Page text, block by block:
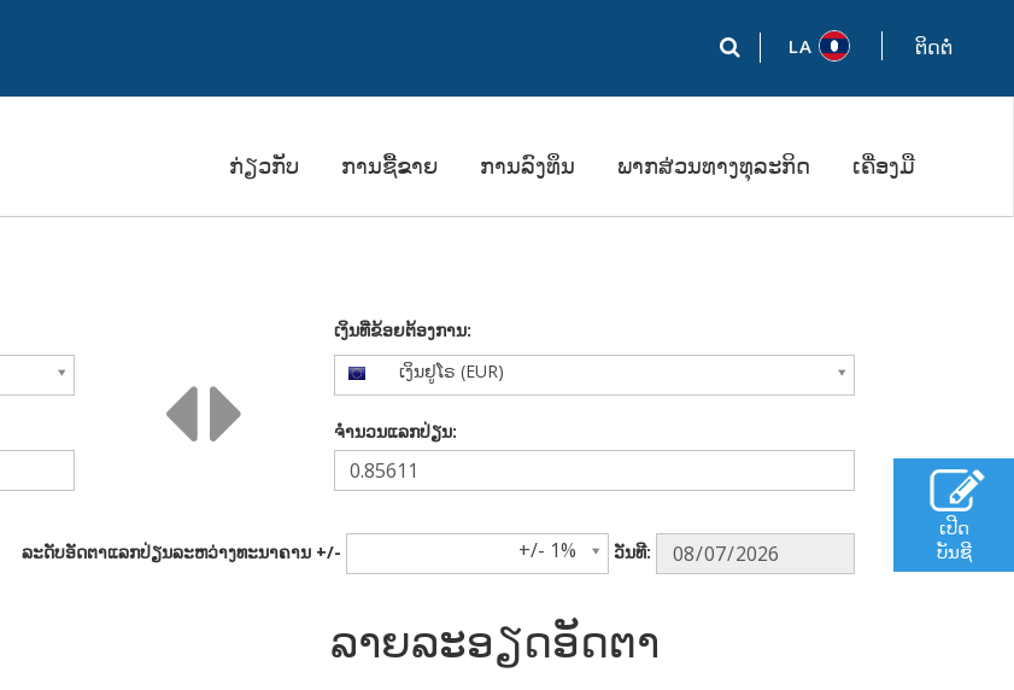
LA ຕິດຕໍ່
ກ່ຽວກັບ ການຊື້ຂາຍ ການລົງທຶນ ພາກສ່ວນທາງທຸລະກິດ ເຄື່ອງມື
ເງິນທີ່ຂ້ອຍຕ້ອງການ:
ເງິນຢູໂຣ (EUR)
ຈຳນວນແລກປ່ຽນ:
ລະດັບອັດຕາແລກປ່ຽນລະຫວ່າງທະນາຄານ +/- +/- 1% ວັນທີ:
ລາຍລະອຽດອັດຕາ
ເປີດ
ບັນຊີ